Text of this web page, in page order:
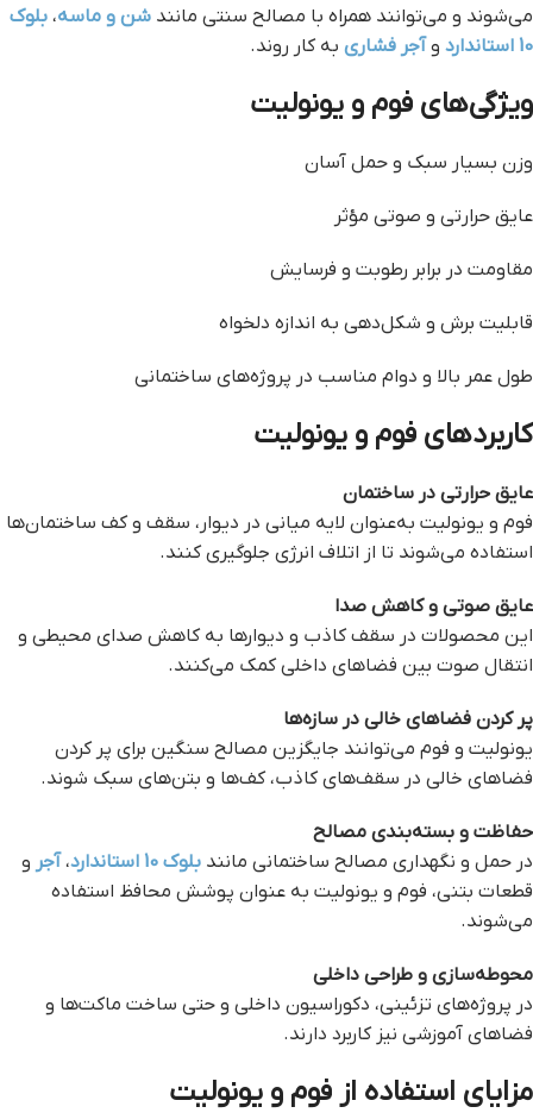
می‌شوند و می‌توانند همراه با مصالح سنتی مانند شن و ماسه، بلوک
10 استاندارد
و آجر فشاری به کار روند.
ویژگی‌های فوم و یونولیت
وزن بسیار سبک و حمل آسان
عایق حرارتی و صوتی مؤثر
مقاومت در برابر رطوبت و فرسایش
قابلیت برش و شکل‌دهی به اندازه دلخواه
طول عمر بالا و دوام مناسب در پروژه‌های ساختمانی
کاربردهای فوم و یونولیت
عایق حرارتی در ساختمان
فوم و یونولیت به‌عنوان لایه میانی در دیوار، سقف و کف ساختمان‌ها
استفاده می‌شوند تا از اتلاف انرژی جلوگیری کنند.
عایق صوتی و کاهش صدا
این محصولات در سقف کاذب و دیوارها به کاهش صدای محیطی و
انتقال صوت بین فضاهای داخلی کمک می‌کنند.
پر کردن فضاهای خالی در سازه‌ها
یونولیت و فوم می‌توانند جایگزین مصالح سنگین برای پر کردن
فضاهای خالی در سقف‌های کاذب، کف‌ها و بتن‌های سبک شوند.
حفاظت و بسته‌بندی مصالح
در حمل و نگهداری مصالح ساختمانی مانند بلوک 10 استاندارد ، آجر و
قطعات بتنی، فوم و یونولیت به عنوان پوشش محافظ استفاده
می‌شوند.
محوطه‌سازی و طراحی داخلی
در پروژه‌های تزئینی، دکوراسیون داخلی و حتی ساخت ماکت‌ها و
فضاهای آموزشی نیز کاربرد دارند.
مزایای استفاده از فوم و یونولیت